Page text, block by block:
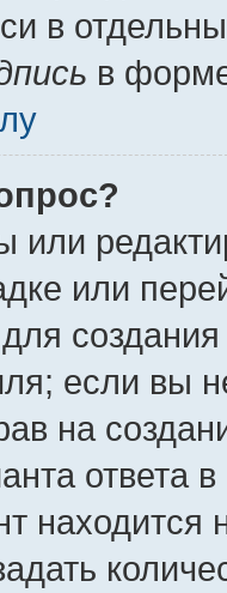
в
в
или
или
если вы
на
ответа
находится